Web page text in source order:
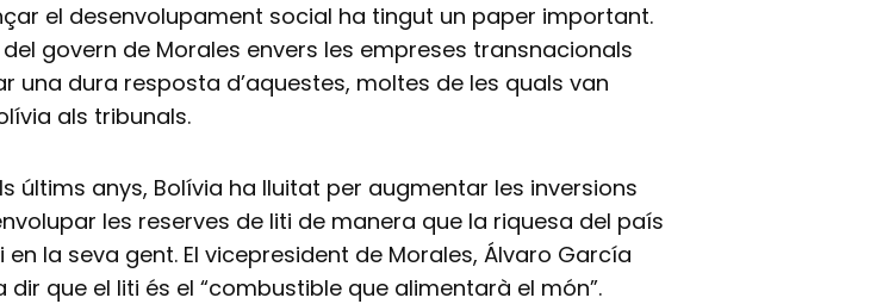
el desenvolupament social ha tingut un paper important.
del govern de Morales envers les empreses transnacionals
una dura resposta d’aquestes, moltes de les quals van
als tribunals.
últims anys, Bolívia ha lluitat per augmentar les inversions
les reserves de liti de manera que la riquesa del país
en la seva gent. El vicepresident de Morales, Álvaro García
dir que el liti és el “combustible que alimentarà el món”.